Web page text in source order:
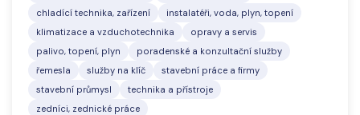
chladící technika, zařízení
instalatéři, voda, plyn, topení
klimatizace a vzduchotechnika
opravy a servis
palivo, topení, plyn
poradenské a konzultační služby
řemesla
služby na klíč
stavební práce a firmy
stavební průmysl
technika a přístroje
zedníci, zednické práce